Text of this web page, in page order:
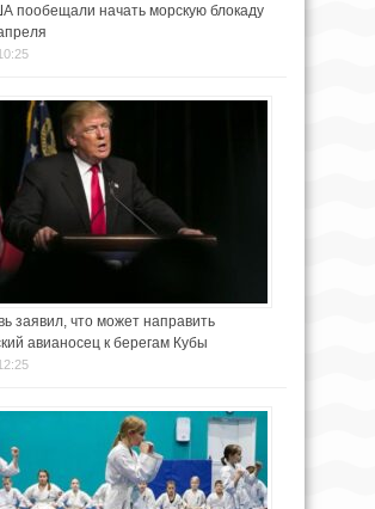
пообещали начать морскую блокаду
заявил, что может направить
авианосец к берегам Кубы